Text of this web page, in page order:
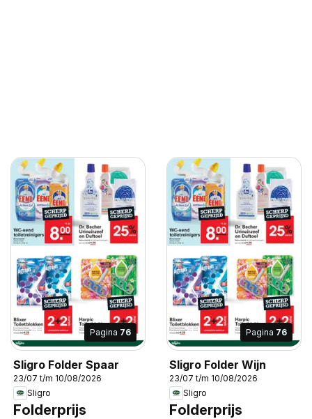
Pagina 76
Sligro Folder Spaar
23/07 t/m 10/08/2026
Sligro
Folderprijs
Pagina 76
Sligro Folder Wijn
23/07 t/m 10/08/2026
Sligro
Folderprijs